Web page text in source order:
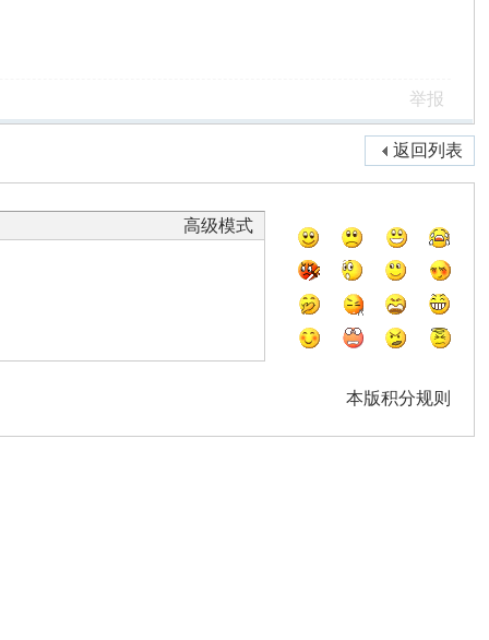
举报
返回列表
高级模式
本版积分规则